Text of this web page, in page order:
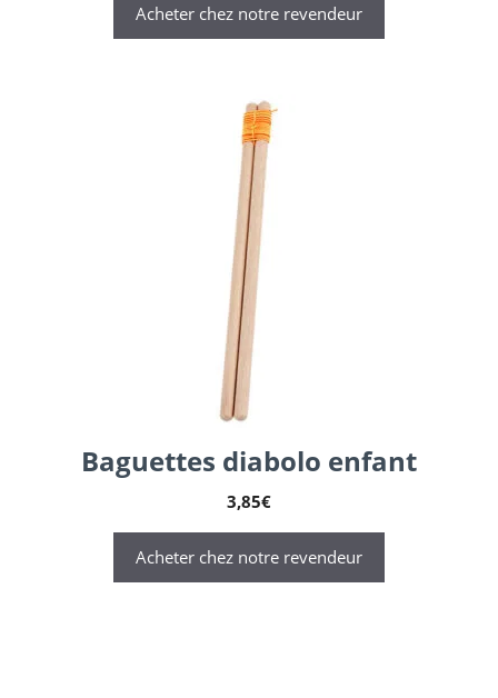
Acheter chez notre revendeur
Baguettes diabolo enfant
3,85€
Acheter chez notre revendeur